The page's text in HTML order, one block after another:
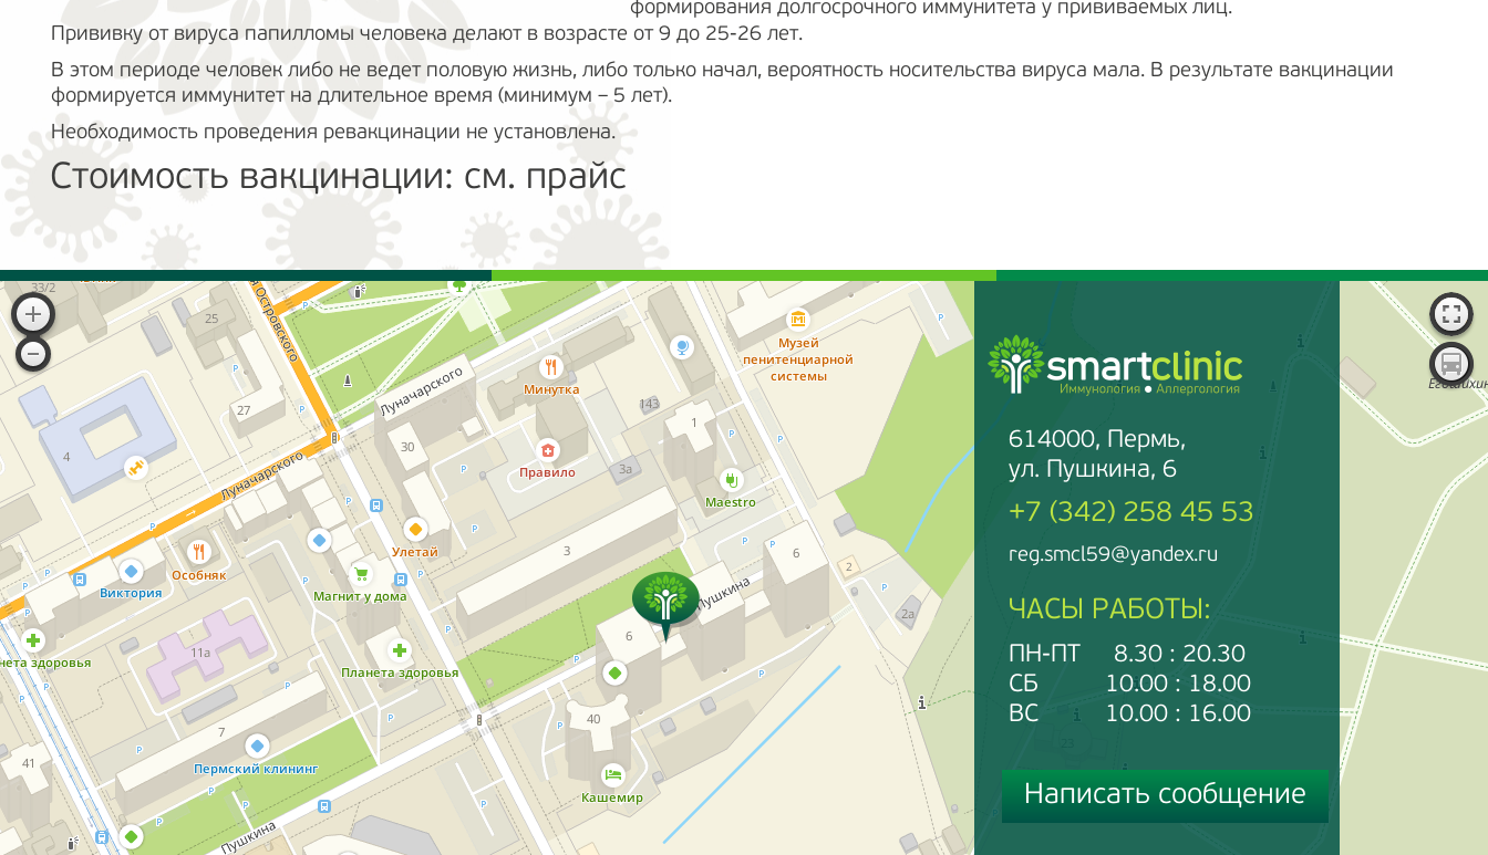
формирования долгосрочного иммунитета у прививаемых лиц.
Прививку от вируса папилломы человека делают в возрасте от 9 до 25-26 лет.
В этом периоде человек либо не ведет половую жизнь, либо только начал, вероятность носительства вируса мала. В результате вакцинации
формируется иммунитет на длительное время (минимум – 5 лет).
Необходимость проведения ревакцинации не установлена.
Стоимость вакцинации: см. прайс
614000, Пермь,
ул. Пушкина, 6
+7 (342) 258 45 53
reg.smcl59@yandex.ru
ЧАСЫ РАБОТЫ:
ПН-ПТ 8.30 : 20.30
СБ 10.00 : 18.00
ВС 10.00 : 16.00
Написать сообщение